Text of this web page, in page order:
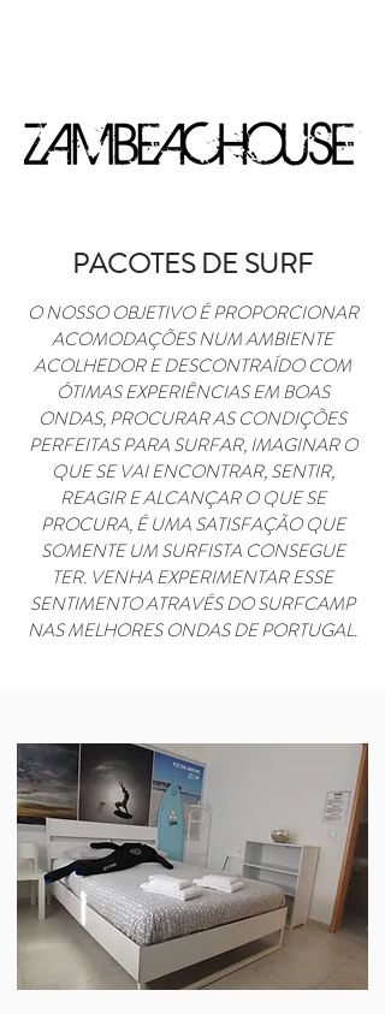
PACOTES DE SURF
O NOSSO OBJETIVO É PROPORCIONAR
ACOMODAÇÕES NUM AMBIENTE
ACOLHEDOR E DESCONTRAÍDO COM
ÓTIMAS EXPERIÊNCIAS EM BOAS
ONDAS, PROCURAR AS CONDIÇÕES
PERFEITAS PARA SURFAR, IMAGINAR O
QUE SE VAI ENCONTRAR, SENTIR,
REAGIR E ALCANÇAR O QUE SE
PROCURA, É UMA SATISFAÇÃO QUE
SOMENTE UM SURFISTA CONSEGUE
TER. VENHA EXPERIMENTAR ESSE
SENTIMENTO ATRAVÉS DO SURFCAMP
NAS MELHORES ONDAS DE PORTUGAL.